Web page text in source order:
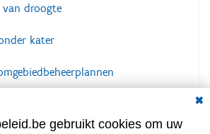
droogte
kater
gebruikt cookies om uw